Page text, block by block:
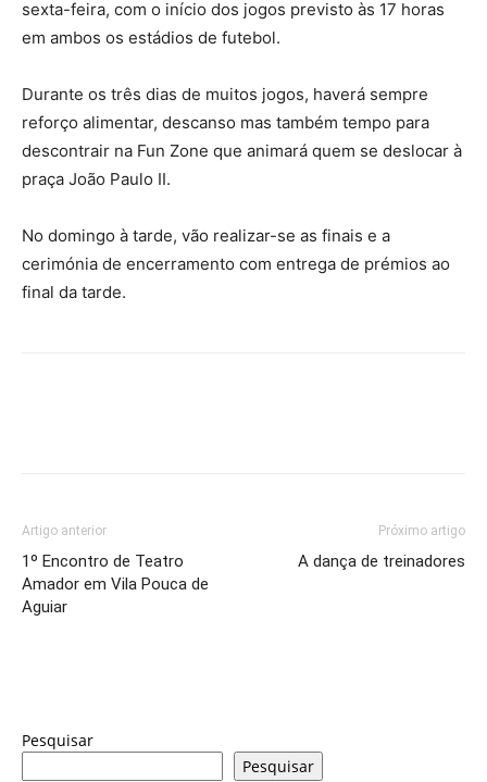
sexta-feira, com o início dos jogos previsto às 17 horas
em ambos os estádios de futebol.
Durante os três dias de muitos jogos, haverá sempre
reforço alimentar, descanso mas também tempo para
descontrair na Fun Zone que animará quem se deslocar à
praça João Paulo II.
No domingo à tarde, vão realizar-se as finais e a
cerimónia de encerramento com entrega de prémios ao
final da tarde.
Artigo anterior
1º Encontro de Teatro
Amador em Vila Pouca de
Aguiar
Próximo artigo
A dança de treinadores
Pesquisar
Pesquisar